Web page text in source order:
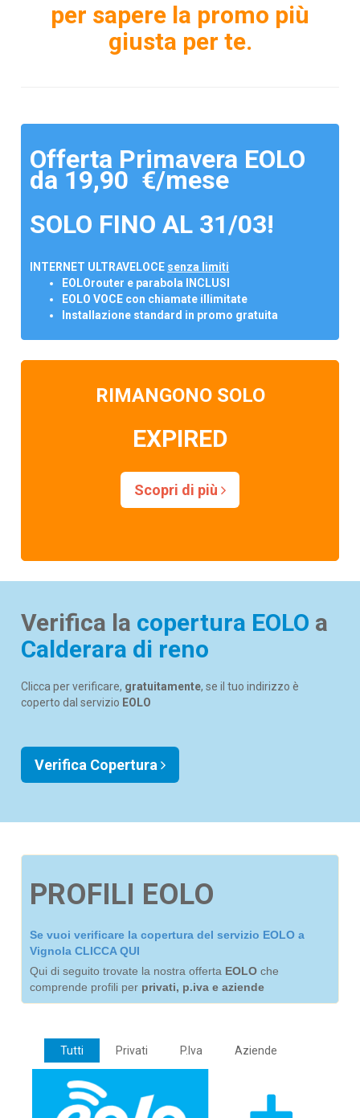
per sapere la promo più
giusta per te.
Offerta Primavera EOLO
da 19,90 €/mese
SOLO FINO AL 31/03!
INTERNET ULTRAVELOCE senza limiti
EOLOrouter e parabola INCLUSI
EOLO VOCE con chiamate illimitate
Installazione standard in promo gratuita
RIMANGONO SOLO
EXPIRED
Scopri di più
Verifica la copertura EOLO a
Calderara di reno
Clicca per verificare, gratuitamente, se il tuo indirizzo è
coperto dal servizio EOLO
Verifica Copertura
PROFILI EOLO
Se vuoi verificare la copertura del servizio EOLO a
Vignola CLICCA QUI
Qui di seguito trovate la nostra offerta EOLO che
comprende profili per privati, p.iva e aziende
Tutti Privati P.Iva Aziende